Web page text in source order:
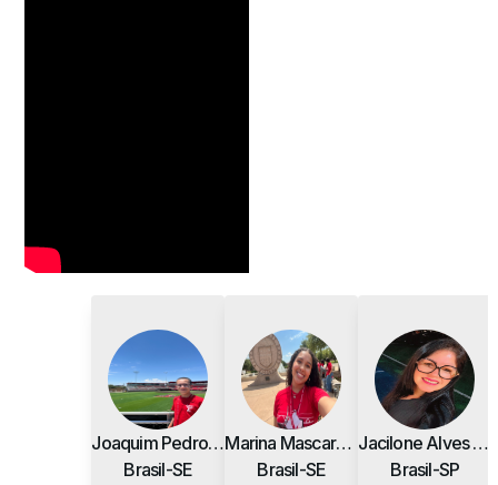
Joaquim Pedro Santos Gomes de Barros
Brasil-SE
Marina Mascarenhas Freitas de Aragão
Brasil-SE
Jacilone Alves de Souza
Brasil-SP